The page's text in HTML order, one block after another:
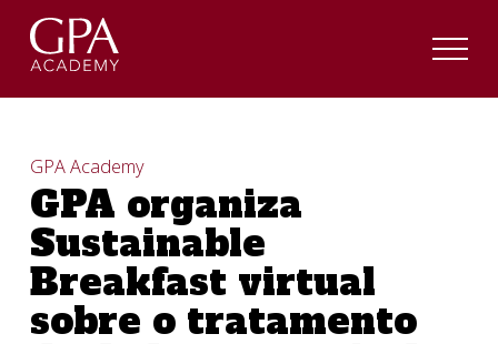
GPA Academy
GPA organiza
Sustainable
Breakfast virtual
sobre o tratamento